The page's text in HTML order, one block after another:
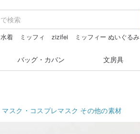
水着 ミッフィ zizifei
ミッフィー ぬいぐるみ
バッグ・カバン 文房具
マスク・コスプレマスク その他の素材